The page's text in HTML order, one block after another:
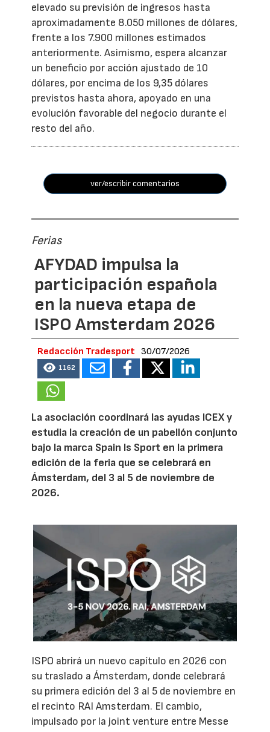
elevado su previsión de ingresos hasta
aproximadamente 8.050 millones de dólares,
frente a los 7.900 millones estimados
anteriormente. Asimismo, espera alcanzar
un beneficio por acción ajustado de 10
dólares, por encima de los 9,35 dólares
previstos hasta ahora, apoyado en una
evolución favorable del negocio durante el
resto del año.
ver/escribir comentarios
Ferias
AFYDAD impulsa la
participación española
en la nueva etapa de
ISPO Amsterdam 2026
Redacción Tradesport 30/07/2026
1162
La asociación coordinará las ayudas ICEX y
estudia la creación de un pabellón conjunto
bajo la marca Spain Is Sport en la primera
edición de la feria que se celebrará en
Ámsterdam, del 3 al 5 de noviembre de
2026.
ISPO abrirá un nuevo capítulo en 2026 con
su traslado a Ámsterdam, donde celebrará
su primera edición del 3 al 5 de noviembre en
el recinto RAI Amsterdam. El cambio,
impulsado por la joint venture entre Messe